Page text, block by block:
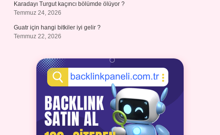
Karadayı Turgut kaçıncı bölümde ölüyor ?
Temmuz 24, 2026
Guatr için hangi bitkiler iyi gelir ?
Temmuz 22, 2026